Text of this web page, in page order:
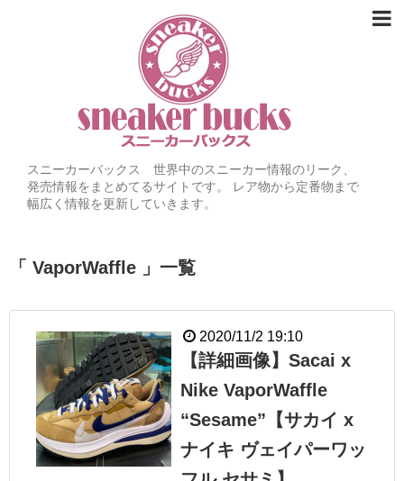
スニーカーバックス 世界中のスニーカー情報のリーク、
発売情報をまとめてるサイトです。 レア物から定番物まで
幅広く情報を更新していきます。
「 VaporWaffle 」一覧
2020/11/2 19:10
【詳細画像】Sacai x
Nike VaporWaffle
“Sesame”【サカイ x
ナイキ ヴェイパーワッ